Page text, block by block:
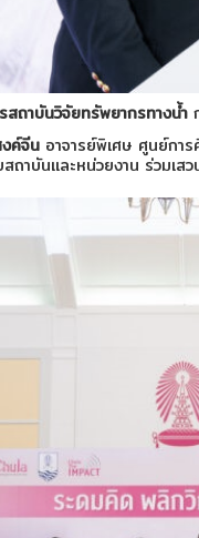
สถาบันวิจัยทรัพยากรทางน้ำ
ค์จีน อาจารย์พิเศษ ศูนย์กา
ถาบันและหน่วยงาน ร่วมเ